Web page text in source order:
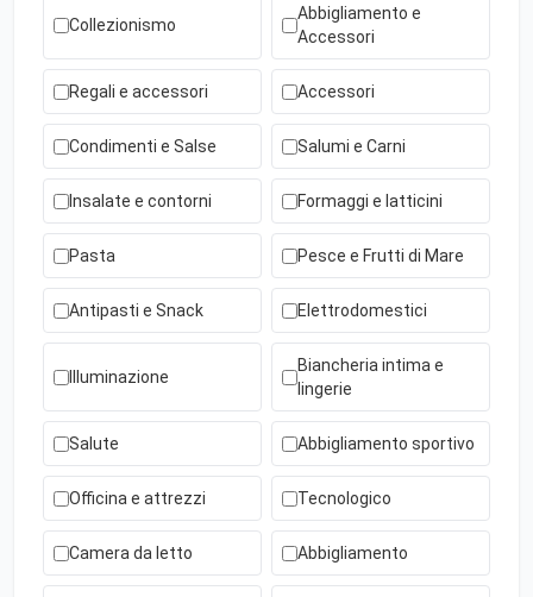
Collezionismo
Abbigliamento e
Accessori
Regali e accessori Accessori
Condimenti e Salse Salumi e Carni
Insalate e contorni Formaggi e latticini
Pasta Pesce e Frutti di Mare
Antipasti e Snack Elettrodomestici
Illuminazione
Biancheria intima e
lingerie
Salute Abbigliamento sportivo
Officina e attrezzi Tecnologico
Camera da letto Abbigliamento